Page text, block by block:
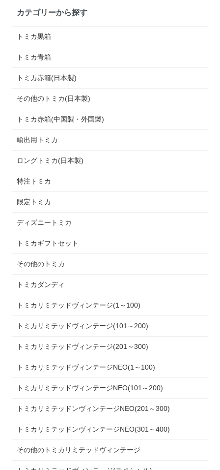
カテゴリーから探す
トミカ黒箱
トミカ青箱
トミカ赤箱(日本製)
その他のトミカ(日本製)
トミカ赤箱(中国製・外国製)
輸出用トミカ
ロングトミカ(日本製)
特注トミカ
限定トミカ
ディズニートミカ
トミカギフトセット
その他のトミカ
トミカダンディ
トミカリミテッドヴィンテージ(1～100)
トミカリミテッドヴィンテージ(101～200)
トミカリミテッドヴィンテージ(201～300)
トミカリミテッドヴィンテージNEO(1～100)
トミカリミテッドヴィンテージNEO(101～200)
トミカリミテッドンヴィンテージNEO(201～300)
トミカリミテッドンヴィンテージNEO(301～400)
その他のトミカリミテッドヴィンテージ